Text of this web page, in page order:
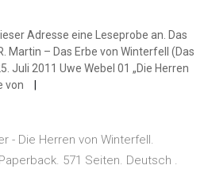
Adresse eine Leseprobe an. Das
Martin – Das Erbe von Winterfell (Das
Juli 2011 Uwe Webel 01 „Die Herren
von
- Die Herren von Winterfell.
571 Seiten. Deutsch .